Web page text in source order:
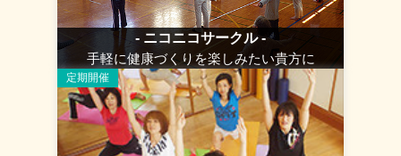
- ニコニコサークル -
手軽に健康づくりを楽しみたい貴方に
定期開催